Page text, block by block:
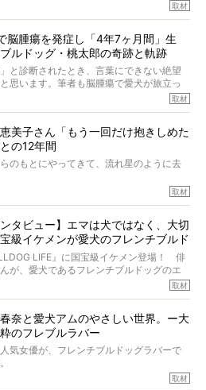
方が多いと思います。が、ロッチ中岡さん
ムを覗くと、たくさんのフレブルアカウ
れていて、わが『FRENCH BULLDOG
やトーラスも、その中の一頭。
、フレブルの魅力を語っていただきまし
っぷりは、思ってた以上！ ガチ中のガチ
取材
脳腫瘍を発症し「4年7ヶ月間」生
ルドッグ・桃太郎の奇跡と軌跡
と診断されたとき、言葉にできない絶望
思います。筆者も脳腫瘍で愛犬が旅立っ
らこそ、どれほど厄介で困難な病気かを理
ンチブルドッグの桃太郎は9歳で脳腫瘍を発
7ヶ月間も生き抜いたのです。旅立ったと
11ヶ月、レジェンド級のレジェンドでし
療後3年間は一度も発作が起きなかったと
ンチブルドッグだけでなく、脳腫瘍と闘う
である佐藤さんご夫婦に、治療の選択やケ
お話しをうかがいました。
取材
恵美子さん「もう一回だけ抱きしめた
の12年間
のもとにやってきて、流れ星のように去
。
すぐ解消することはできないが、話をき
ったりするのもいいだろう。
こんなにいい子だった、ほんとうに愛し
美子さんのご自宅へ伺って、お話をきこう
取材
ンタビュー】エマは犬ではなく、大切
級イケメンが愛犬のフレンチブルド
場
LIFE』に国宝級イケメン登場！ 俳
が、愛犬であるフレンチブルドッグのエ
女の子）にメロメロとの情報を聞きつけ、
次から次へと飛び出しました。
取材
春奈と愛犬アムのやさしい世界。ー大
のフレブルラバー
気女優が、フレンチブルドッグラバーで
取材